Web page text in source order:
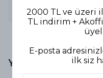
PASTEL BOYA 12 RENK ADEL
Yorumlar
2000 TL ve üzeri
TL indirim +
E-posta
ilk siz